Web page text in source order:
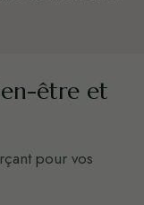
être et
pour vos